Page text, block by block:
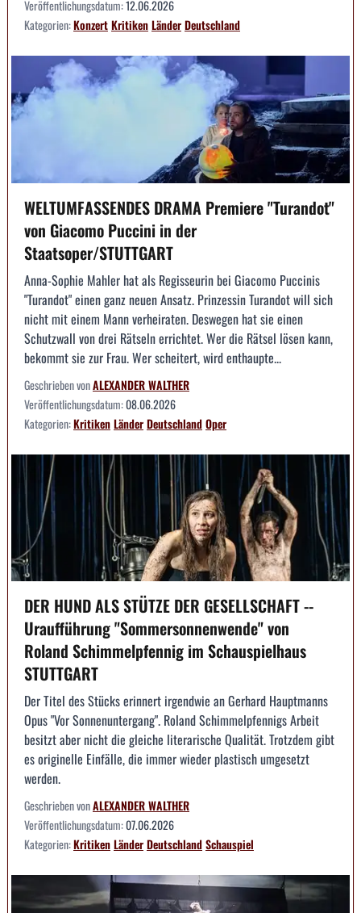
Veröffentlichungsdatum:12.06.2026
Kategorien:KonzertKritikenLänderDeutschland
WELTUMFASSENDES DRAMA Premiere "Turandot"
von Giacomo Puccini in der
Staatsoper/STUTTGART
Anna-Sophie Mahler hat als Regisseurin bei Giacomo Puccinis
"Turandot" einen ganz neuen Ansatz. Prinzessin Turandot will sich
nicht mit einem Mann verheiraten. Deswegen hat sie einen
Schutzwall von drei Rätseln errichtet. Wer die Rätsel lösen kann,
bekommt sie zur Frau. Wer scheitert, wird enthaupte...
Geschrieben vonALEXANDER WALTHER
Veröffentlichungsdatum:08.06.2026
Kategorien:KritikenLänderDeutschlandOper
DER HUND ALS STÜTZE DER GESELLSCHAFT --
Uraufführung "Sommersonnenwende" von
Roland Schimmelpfennig im Schauspielhaus
STUTTGART
Der Titel des Stücks erinnert irgendwie an Gerhard Hauptmanns
Opus "Vor Sonnenuntergang". Roland Schimmelpfennigs Arbeit
besitzt aber nicht die gleiche literarische Qualität. Trotzdem gibt
es originelle Einfälle, die immer wieder plastisch umgesetzt
werden.
Geschrieben vonALEXANDER WALTHER
Veröffentlichungsdatum:07.06.2026
Kategorien:KritikenLänderDeutschlandSchauspiel